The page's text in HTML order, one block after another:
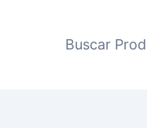
Buscar